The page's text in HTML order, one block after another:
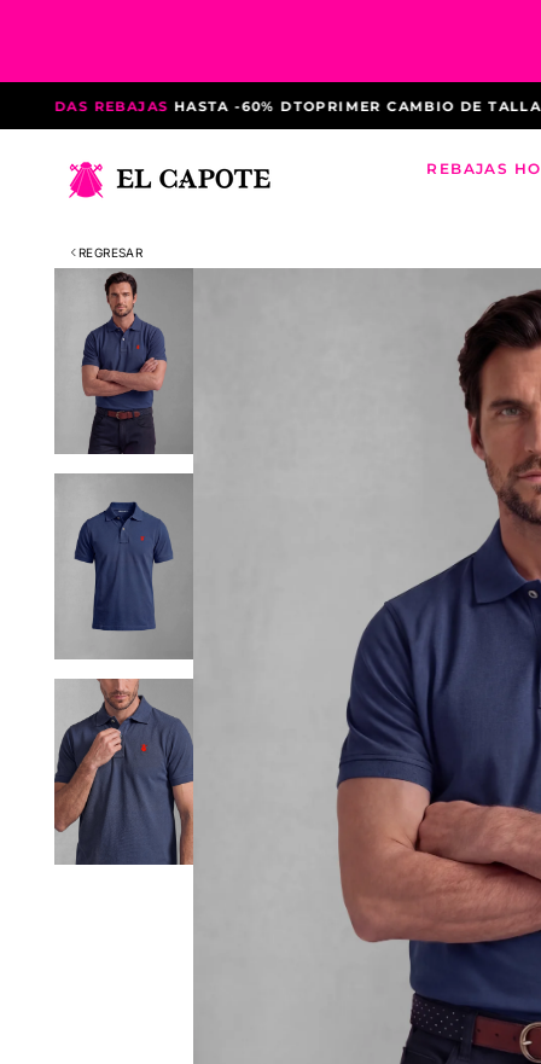
REBAJASHASTA -60% DTOPRIMER CAMBIO DE TALLA
REBAJAS
REGRESAR